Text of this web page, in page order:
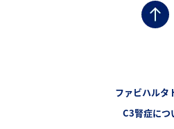
ファビハルタ
C3腎症につ